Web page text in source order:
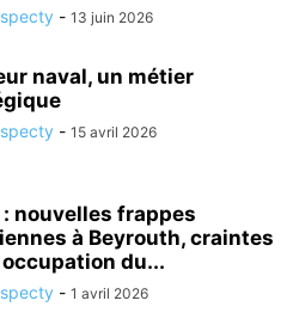
- 13 juin 2026
naval, un métier
- 15 avril 2026
: nouvelles frappes
à Beyrouth, craintes
occupation du...
- 1 avril 2026